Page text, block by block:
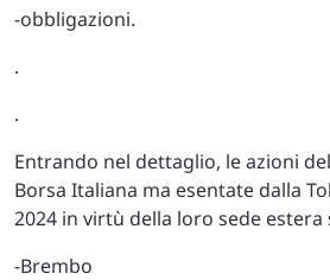
-obbligazioni.
.
.
Entrando nel dettaglio, le azioni
Borsa Italiana ma esentate dalla
2024 in virtù della loro sede estera
-Brembo